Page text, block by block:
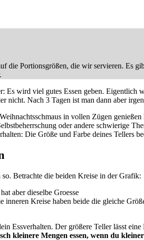
die Portionsgrößen, die wir servieren. Es
Es wird viel gutes Essen geben. Eigentlich
nicht. Nach 3 Tagen ist man dann aber
in vollen Zügen
oder andere schwierige
Die Größe und Farbe deines Tellers
Betrachte die beiden Kreise in der Grafik:
inneren Kreise haben beide die gleiche
Essverhalten. Der größere Teller lässt
kleinere Mengen essen, wenn du